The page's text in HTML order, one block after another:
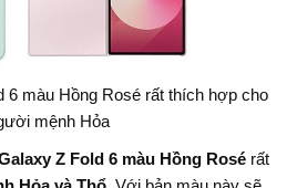
6 màu Hồng Rosé rất thích hợp cho
mệnh Hỏa
Z Fold 6 màu Hồng Rosérất